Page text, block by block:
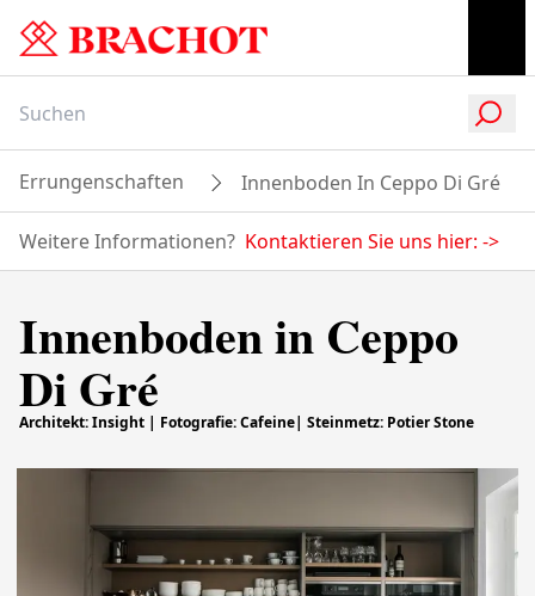
Errungenschaften Innenboden In Ceppo Di Gré
Weitere Informationen? Kontaktieren Sie uns hier: ->
Innenboden in Ceppo
Di Gré
Architekt: Insight | Fotografie: Cafeine| Steinmetz: Potier Stone